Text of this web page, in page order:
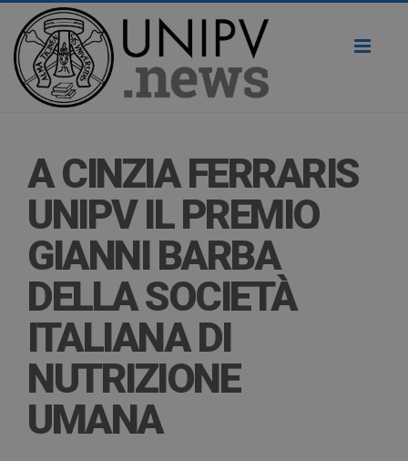
A CINZIA FERRARIS
UNIPV IL PREMIO
GIANNI BARBA
DELLA SOCIETÀ
ITALIANA DI
NUTRIZIONE
UMANA